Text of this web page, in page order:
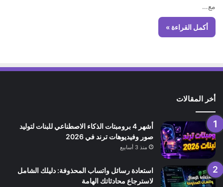
مع…
أكمل القراءة »
أخر المقالات
أشهر 4 برومبتات الذكاء الاصطناعي للبنات لتوليد
صور وفيديوهات ترند في 2026
منذ 3 أسابيع
استعادة رسائل واتساب المحذوفة: دليلك الشامل
لاسترجاع محادثاتك الهامة